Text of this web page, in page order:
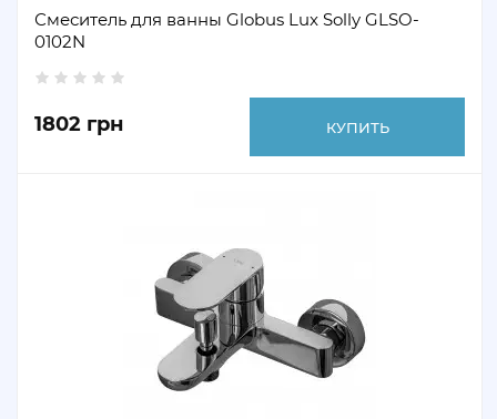
Смеситель для ванны Globus Lux Solly GLSO-
0102N
1802 грн КУПИТЬ